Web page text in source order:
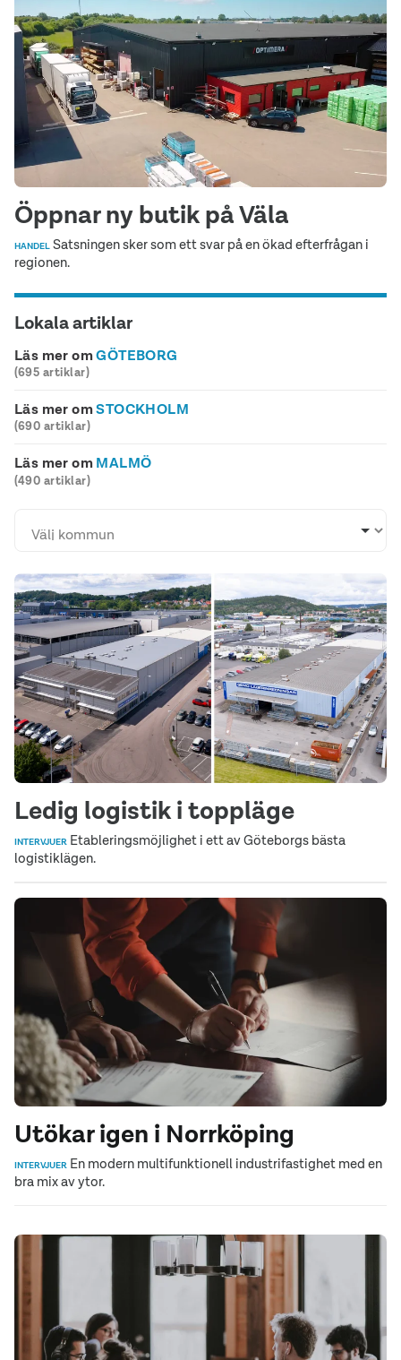
Öppnar ny butik på Väla
HANDEL Satsningen sker som ett svar på en ökad efterfrågan i
regionen.
Lokala artiklar
Läs mer omGÖTEBORG
(695 artiklar)
Läs mer omSTOCKHOLM
(690 artiklar)
Läs mer omMALMÖ
(490 artiklar)
Ledig logistik i toppläge
INTERVJUER Etableringsmöjlighet i ett av Göteborgs bästa
logistiklägen.
Utökar igen i Norrköping
INTERVJUER En modern multifunktionell industrifastighet med en
bra mix av ytor.